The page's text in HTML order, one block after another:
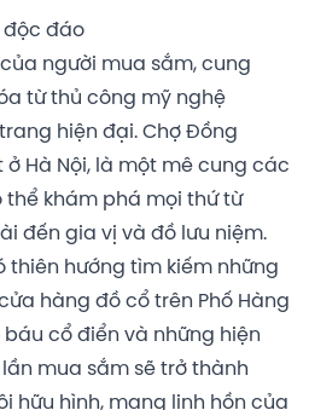
độc đáo
người mua sắm, cung
từ thủ công mỹ nghệ
hiện đại. Chợ Đồng
ở Hà Nội, là một mê cung các
thể khám phá mọi thứ từ
đến gia vị và đồ lưu niệm.
thiên hướng tìm kiếm những
hàng đồ cổ trên Phố Hàng
cổ điển và những hiện
mua sắm sẽ trở thành
hữu hình, mang linh hồn của